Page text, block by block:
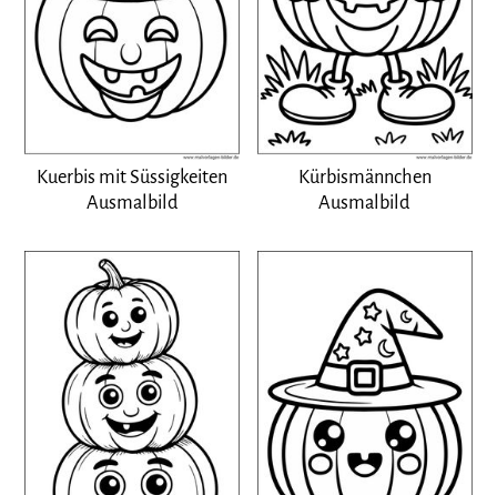
Kuerbis mit Süssigkeiten
Ausmalbild
Kürbismännchen
Ausmalbild